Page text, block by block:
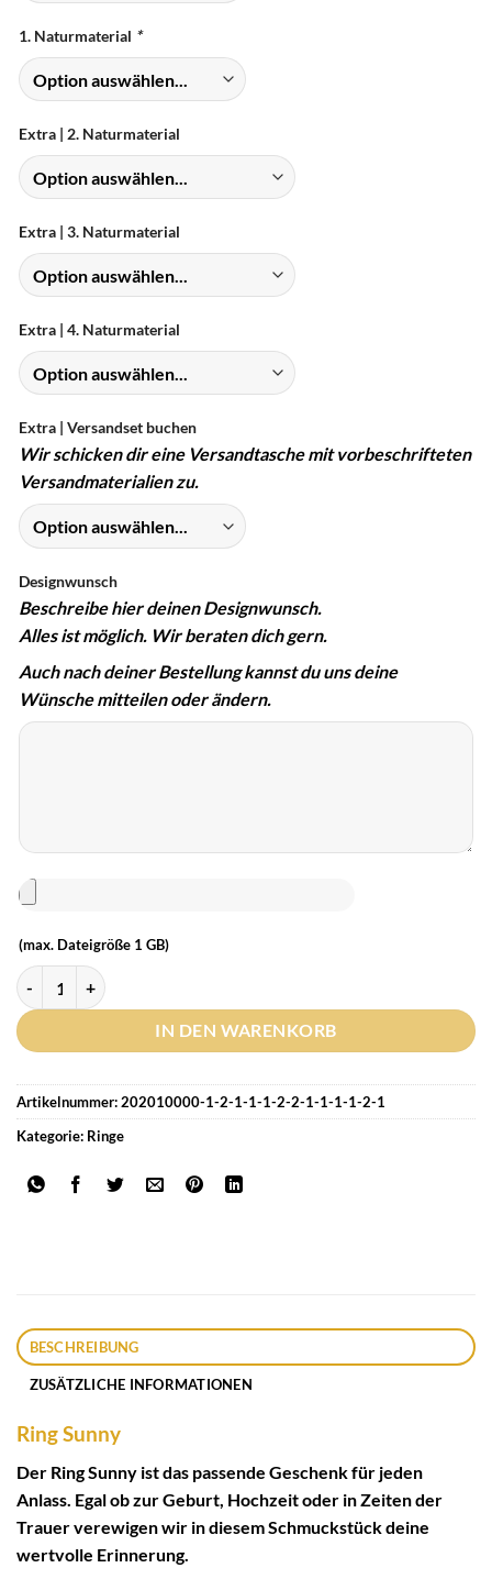
1. Naturmaterial *
Extra | 2. Naturmaterial
Extra | 3. Naturmaterial
Extra | 4. Naturmaterial
Extra | Versandset buchen
Wir schicken dir eine Versandtasche mit vorbeschrifteten
Versandmaterialien zu.
Designwunsch
Beschreibe hier deinen Designwunsch.
Alles ist möglich. Wir beraten dich gern.
Auch nach deiner Bestellung kannst du uns deine
Wünsche mitteilen oder ändern.
(max. Dateigröße 1 GB)
IN DEN WARENKORB
Artikelnummer:202010000-1-2-1-1-1-2-2-1-1-1-1-2-1
Kategorie: Ringe
BESCHREIBUNG
ZUSÄTZLICHE INFORMATIONEN
Ring Sunny
Der Ring Sunny ist das passende Geschenk für jeden
Anlass. Egal ob zur Geburt, Hochzeit oder in Zeiten der
Trauer verewigen wir in diesem Schmuckstück deine
wertvolle Erinnerung.